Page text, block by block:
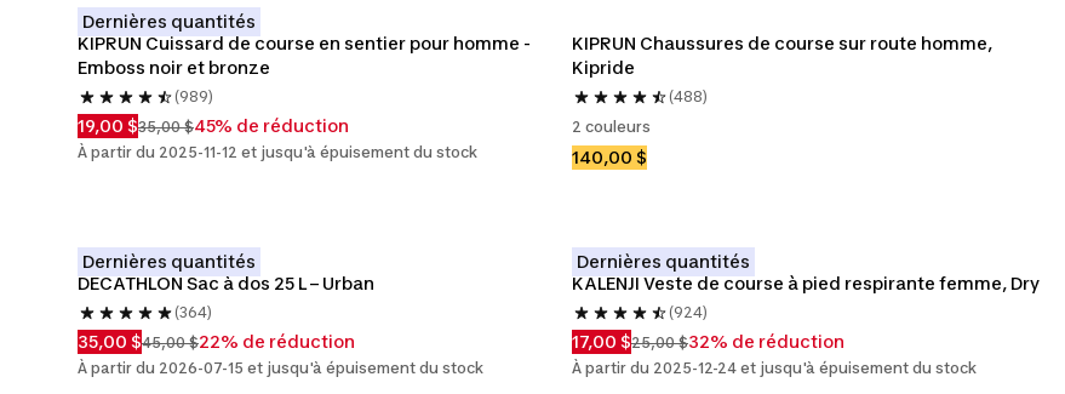
Dernières quantités
KIPRUN Cuissard de course en sentier pour homme -
Emboss noir et bronze
(989)
19,00 $35,00 $45% de réduction
À partir du 2025-11-12 et jusqu'à épuisement du stock
KIPRUN Chaussures de course sur route homme,
Kipride
(488)
2 couleurs
140,00 $
Dernières quantités
DECATHLON Sac à dos 25 L – Urban
(364)
35,00 $45,00 $22% de réduction
À partir du 2026-07-15 et jusqu'à épuisement du stock
Dernières quantités
KALENJI Veste de course à pied respirante femme, Dry
(924)
17,00 $25,00 $32% de réduction
À partir du 2025-12-24 et jusqu'à épuisement du stock